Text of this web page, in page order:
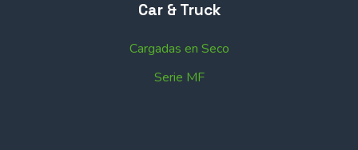
Car & Truck
Cargadas en Seco
Serie MF